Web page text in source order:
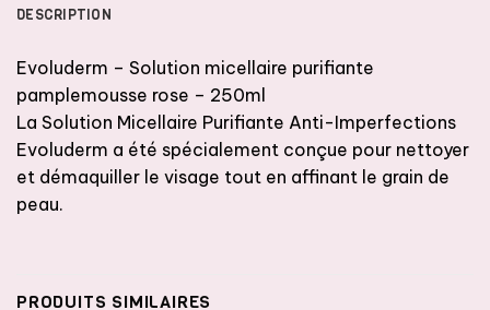
DESCRIPTION
Evoluderm – Solution micellaire purifiante
pamplemousse rose – 250ml
La Solution Micellaire Purifiante Anti-Imperfections
Evoluderm a été spécialement conçue pour nettoyer
et démaquiller le visage tout en affinant le grain de
peau.
PRODUITS SIMILAIRES